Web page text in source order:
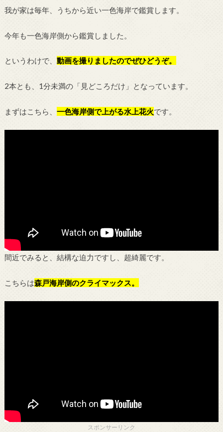
我が家は毎年、うちから近い一色海岸で鑑賞します。
今年も一色海岸側から鑑賞しました。
というわけで、 動画を撮りましたのでぜひどうぞ。
2本とも、1分未満の「見どころだけ」となっています。
まずはこちら、 一色海岸側で上がる水上花火です。
間近でみると、結構な迫力ですし、超綺麗です。
こちらは森戸海岸側のクライマックス。
スポンサーリンク